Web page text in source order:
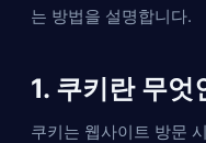
는 방법을 설명합니다.
1. 쿠키란 무엇
쿠키는 웹사이트 방문